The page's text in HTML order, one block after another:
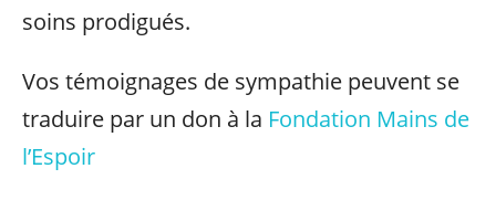
soins prodigués.
Vos témoignages de sympathie peuvent se
traduire par un don à la Fondation Mains de
l’Espoir